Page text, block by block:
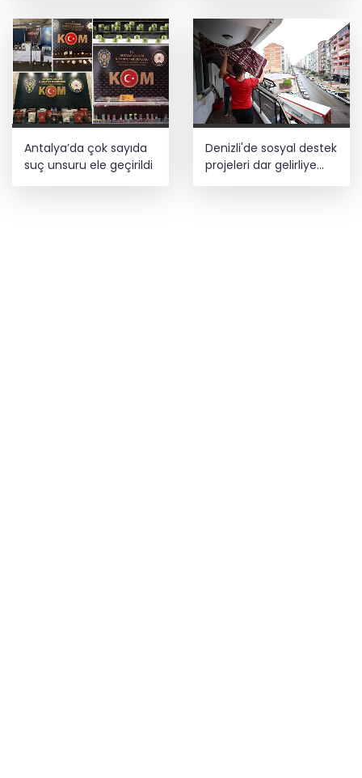
Antalya’da çok sayıda
suç unsuru ele geçirildi
Denizli'de sosyal destek
projeleri dar gelirliye